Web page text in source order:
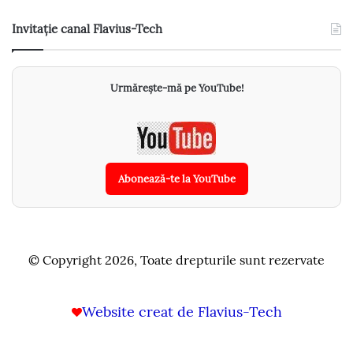
Invitație canal Flavius-Tech
Urmărește-mă pe YouTube!
Abonează-te la YouTube
© Copyright 2026, Toate drepturile sunt rezervate
Website creat de Flavius-Tech